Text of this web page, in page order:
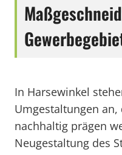
In Harsewinkel
Umgestaltungen
nachhaltig prägen
Neugestaltung des